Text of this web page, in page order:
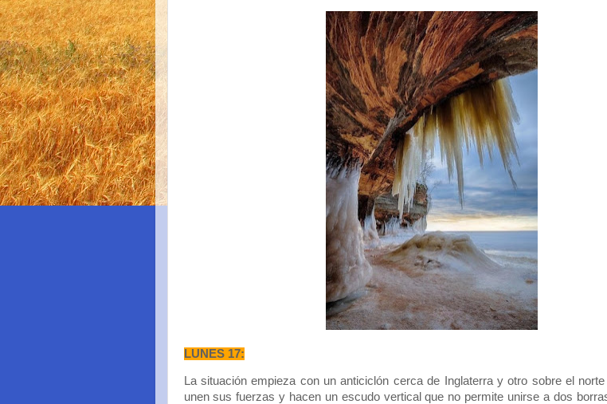
LUNES 17:
La situación empieza con un anticiclón cerca de Inglaterra y otro sobre el
unen sus fuerzas y hacen un escudo vertical que no permite unirse a dos